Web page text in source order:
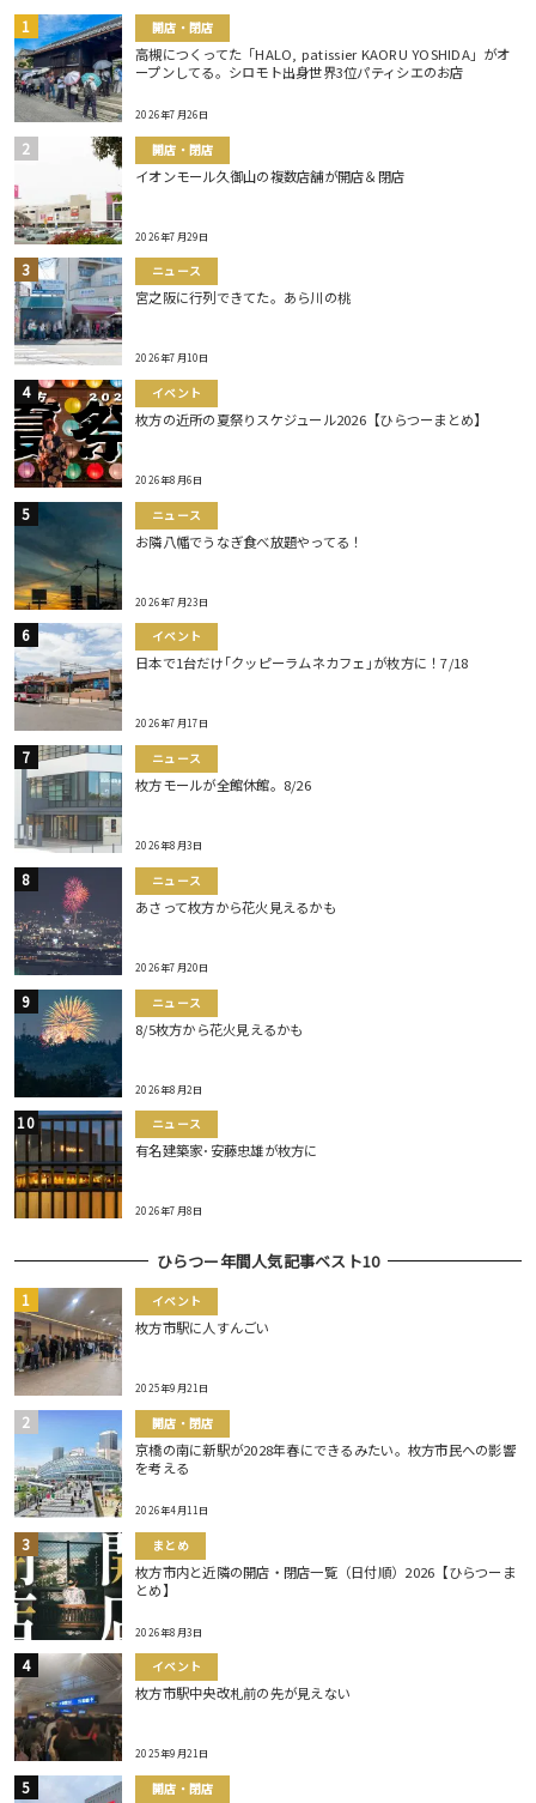
開店・閉店
高槻につくってた「HALO, patissier KAORU YOSHIDA」がオ
ープンしてる。シロモト出身世界3位パティシエのお店
2026年7月26日
開店・閉店
イオンモール久御山の複数店舗が開店＆閉店
2026年7月29日
ニュース
宮之阪に行列できてた。あら川の桃
2026年7月10日
イベント
枚方の近所の夏祭りスケジュール2026【ひらつーまとめ】
2026年8月6日
ニュース
お隣八幡でうなぎ食べ放題やってる！
2026年7月23日
イベント
日本で1台だけ｢クッピーラムネカフェ｣が枚方に！7/18
2026年7月17日
ニュース
枚方モールが全館休館。8/26
2026年8月3日
ニュース
あさって枚方から花火見えるかも
2026年7月20日
ニュース
8/5枚方から花火見えるかも
2026年8月2日
ニュース
有名建築家･安藤忠雄が枚方に
2026年7月8日
ひらつー年間人気記事ベスト10
イベント
枚方市駅に人すんごい
2025年9月21日
開店・閉店
京橋の南に新駅が2028年春にできるみたい。枚方市民への影響
を考える
2026年4月11日
まとめ
枚方市内と近隣の開店・閉店一覧（日付順）2026【ひらつーま
とめ】
2026年8月3日
イベント
枚方市駅中央改札前の先が見えない
2025年9月21日
開店・閉店